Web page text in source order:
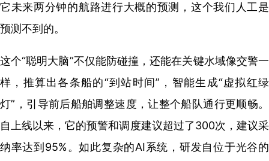
它未来两分钟的航路进行大概的预测， 这个我们人工是
预测不到的。
这个“聪明大脑”不仅能防碰撞，还能在关键水域像交警一
样，推算出各条船的“到站时间”，智能生成“虚拟红绿
灯”，引导前后船舶调整速度，让整个船队通行更顺畅。
自上线以来，它的预警和调度建议超过了300次，建议采
纳率达到95%。如此复杂的AI系统，研发自位于光谷的